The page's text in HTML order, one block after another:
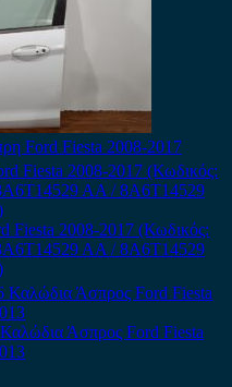
Ford Fiesta 2008-2017
Fiesta 2008-2017 (Κωδικός:
AA / 8A6T14529
Καλώδια Άσπρος Ford Fiesta